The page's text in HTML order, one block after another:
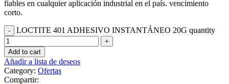
fiables en cualquier aplicación industrial en el país. vencimiento
corto.
LOCTITE 401 ADHESIVO INSTANTÁNEO 20G quantity
Add to cart
Añadir a lista de deseos
Category: Ofertas
Compartir: